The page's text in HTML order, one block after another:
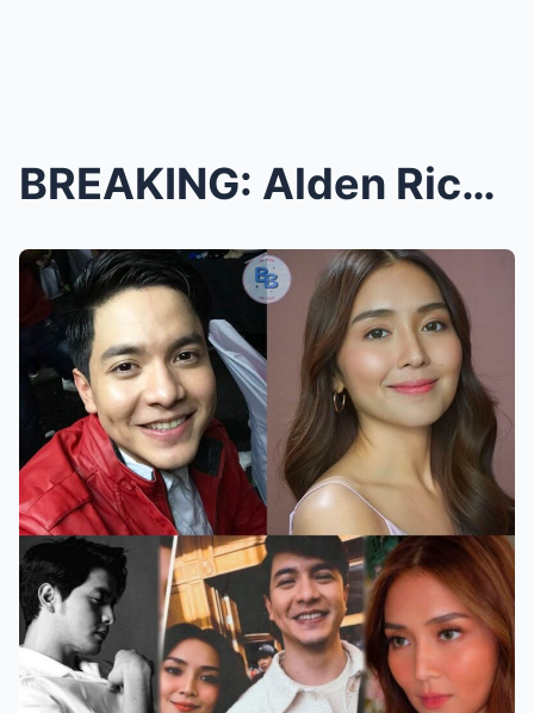
BREAKING: Alden Richards, Tinigil na ang Panliliga...